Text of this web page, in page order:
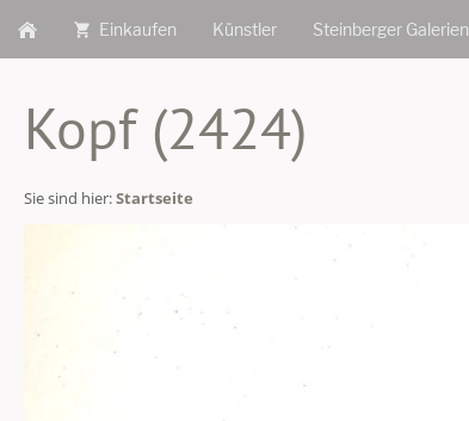
Einkaufen Künstler Steinberger Galerien
Kopf (2424)
Sie sind hier:Startseite